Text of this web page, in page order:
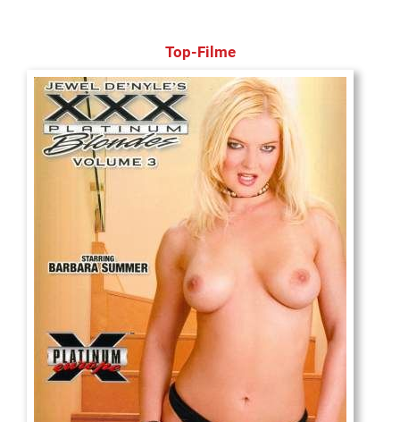
Top-Filme